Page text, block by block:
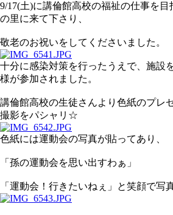
9/17(土)に講倫館高校の福祉の仕事を
の里に来て下さり、
敬老のお祝いをしてくださいました。
十分に感染対策を行ったうえで、施設
様が参加されました。
講倫館高校の生徒さんより色紙のプレ
撮影をパシャリ☆
色紙には運動会の写真が貼ってあり、
「孫の運動会を思い出すわぁ」
「運動会！行きたいねぇ」と笑顔で写